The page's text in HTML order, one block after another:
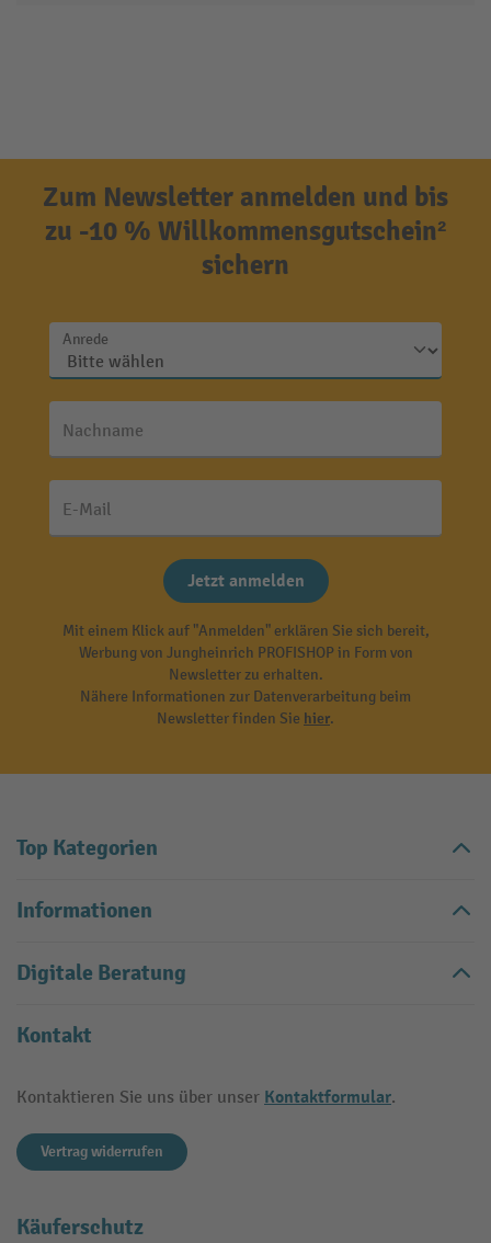
Zum Newsletter anmelden und bis
zu -10 % Willkommensgutschein²
sichern
Anrede
Nachname
E-Mail
Jetzt anmelden
Mit einem Klick auf "Anmelden" erklären Sie sich bereit,
Werbung von Jungheinrich PROFISHOP in Form von
Newsletter zu erhalten.
Nähere Informationen zur Datenverarbeitung beim
Newsletter finden Sie hier.
Top Kategorien
Informationen
Digitale Beratung
Kontakt
Kontaktieren Sie uns über unser Kontaktformular.
Vertrag widerrufen
Käuferschutz